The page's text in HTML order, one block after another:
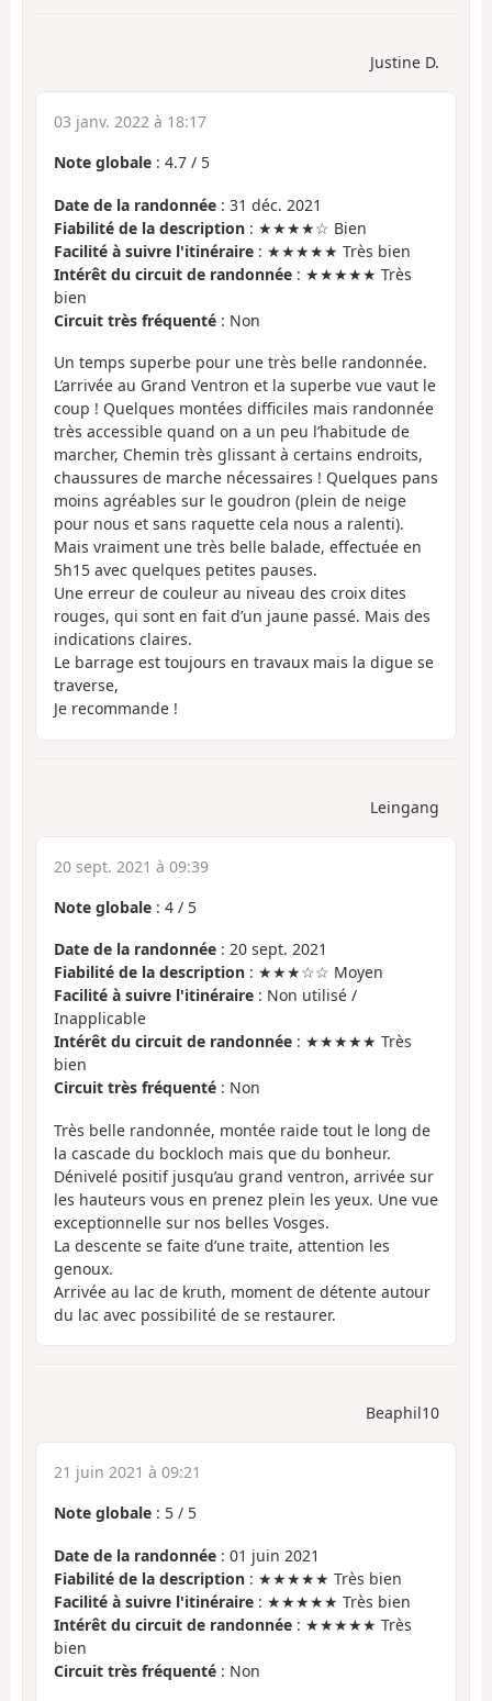
Justine D.
03 janv. 2022 à 18:17
Note globale : 4.7 / 5
Date de la randonnée : 31 déc. 2021
Fiabilité de la description : ★★★★☆ Bien
Facilité à suivre l'itinéraire : ★★★★★ Très bien
Intérêt du circuit de randonnée : ★★★★★ Très
bien
Circuit très fréquenté : Non
Un temps superbe pour une très belle randonnée.
L’arrivée au Grand Ventron et la superbe vue vaut le
coup ! Quelques montées difficiles mais randonnée
très accessible quand on a un peu l’habitude de
marcher, Chemin très glissant à certains endroits,
chaussures de marche nécessaires ! Quelques pans
moins agréables sur le goudron (plein de neige
pour nous et sans raquette cela nous a ralenti).
Mais vraiment une très belle balade, effectuée en
5h15 avec quelques petites pauses.
Une erreur de couleur au niveau des croix dites
rouges, qui sont en fait d’un jaune passé. Mais des
indications claires.
Le barrage est toujours en travaux mais la digue se
traverse,
Je recommande !
Leingang
20 sept. 2021 à 09:39
Note globale : 4 / 5
Date de la randonnée : 20 sept. 2021
Fiabilité de la description : ★★★☆☆ Moyen
Facilité à suivre l'itinéraire : Non utilisé /
Inapplicable
Intérêt du circuit de randonnée : ★★★★★ Très
bien
Circuit très fréquenté : Non
Très belle randonnée, montée raide tout le long de
la cascade du bockloch mais que du bonheur.
Dénivelé positif jusqu’au grand ventron, arrivée sur
les hauteurs vous en prenez plein les yeux. Une vue
exceptionnelle sur nos belles Vosges.
La descente se faite d’une traite, attention les
genoux.
Arrivée au lac de kruth, moment de détente autour
du lac avec possibilité de se restaurer.
Beaphil10
21 juin 2021 à 09:21
Note globale : 5 / 5
Date de la randonnée : 01 juin 2021
Fiabilité de la description : ★★★★★ Très bien
Facilité à suivre l'itinéraire : ★★★★★ Très bien
Intérêt du circuit de randonnée : ★★★★★ Très
bien
Circuit très fréquenté : Non